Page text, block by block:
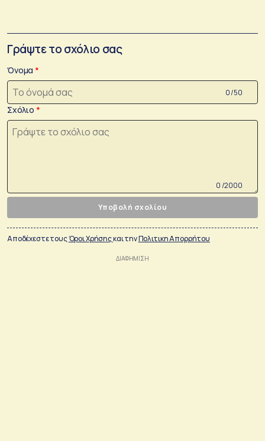
Γράψτε το σχόλιο σας
Όνομα
0 /50
Σχόλιο
0 /2000
Υποβολή σχολίου
Αποδέχεστε τουςΌροι Χρήσηςκαι τηνΠολιτικη Απορρήτου